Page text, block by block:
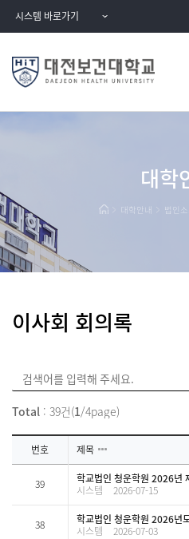
시스템 바로가기
대학
대학안내 법인
이사회 회의록
Total : 39건(1/4page)
번호 제목
39
학교법인 청운학원 2026년
시스템
2026-07-15
38
학교법인 청운학원 2026
시스템
2026-07-03